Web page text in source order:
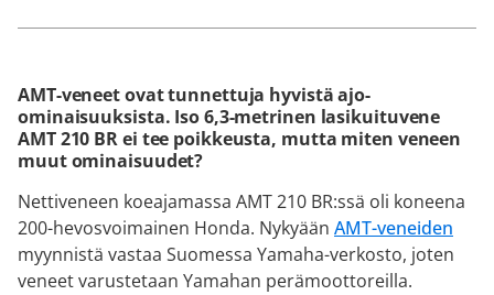
AMT-veneet ovat tunnettuja hyvistä ajo-
ominaisuuksista. Iso 6,3-metrinen lasikuituvene
AMT 210 BR ei tee poikkeusta, mutta miten veneen
muut ominaisuudet?
Nettiveneen koeajamassa AMT 210 BR:ssä oli koneena
200-hevosvoimainen Honda. Nykyään AMT-veneiden
myynnistä vastaa Suomessa Yamaha-verkosto, joten
veneet varustetaan Yamahan perämoottoreilla.